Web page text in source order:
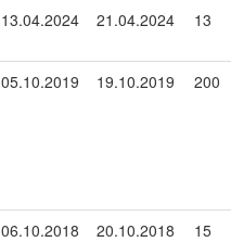
13.04.2024 21.04.2024 13
05.10.2019 19.10.2019 200
06.10.2018 20.10.2018 15